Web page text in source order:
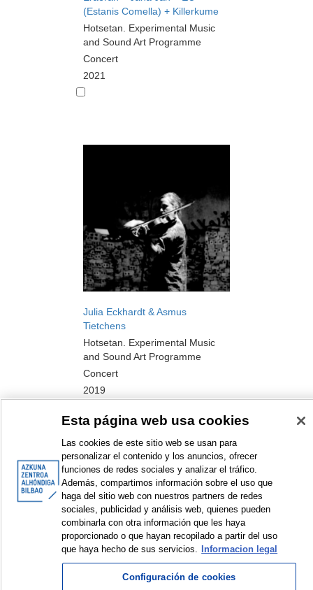
(Estanis Comella) + Killerkume
Hotsetan. Experimental Music
and Sound Art Programme
Concert
2021
Julia Eckhardt & Asmus
Tietchens
Hotsetan. Experimental Music
and Sound Art Programme
Concert
2019
< Items sorted by: 1 to 7 of 7 >
© Azkuna Zentroa - Alhóndiga Bilbao
Esta página web usa cookies
Las cookies de este sitio web se usan para
personalizar el contenido y los anuncios, ofrecer
funciones de redes sociales y analizar el tráfico.
Además, compartimos información sobre el uso que
haga del sitio web con nuestros partners de redes
sociales, publicidad y análisis web, quienes pueden
combinarla con otra información que les haya
proporcionado o que hayan recopilado a partir del uso
que haya hecho de sus servicios.
Informacion legal
Configuración de cookies